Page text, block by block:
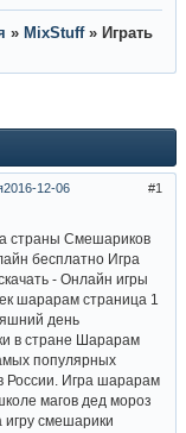
» MixStuff » Играть
1
2016-12-06
страны Смешариков
бесплатно Игра
- Онлайн игры
шарарам страница 1
день
в стране Шарарам
популярных
России. Игра шарарам
магов дед мороз
игру смешарики